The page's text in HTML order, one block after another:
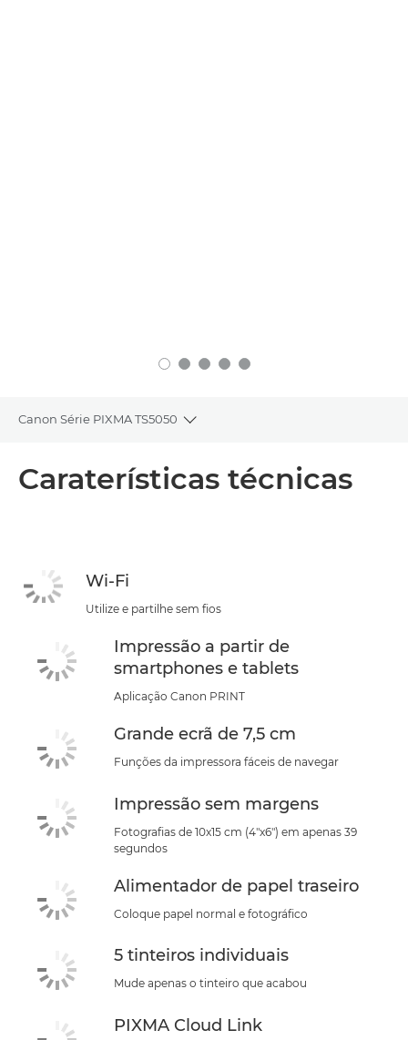
Canon Série PIXMA TS5050
Toggle breadcrumbs
COMPRAR TINTEIROS
Caraterísticas técnicas
Wi-Fi
Utilize e partilhe sem fios
Impressão a partir de
smartphones e tablets
Aplicação Canon PRINT
Grande ecrã de 7,5 cm
Funções da impressora fáceis de navegar
Impressão sem margens
Fotografias de 10x15 cm (4"x6") em apenas 39
segundos
Alimentador de papel traseiro
Coloque papel normal e fotográfico
5 tinteiros individuais
Mude apenas o tinteiro que acabou
PIXMA Cloud Link